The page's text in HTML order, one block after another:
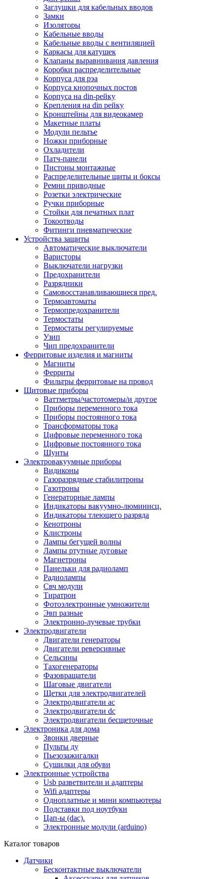
Заглушки для кабельных вводов
Замки
Изоляторы
Кабельные вводы
Кабельные вводы с вентиляцией
Каркасы для катушек
Клапаны выравнивания давления
Коробки распределительные
Корпуса для рэа
Корпуса кнопочных постов
Корпуса на din-рейку
Крепления на din рейку
Кронштейны для видеокамер
Макетные платы
Модули пельтье
Ножки приборные
Охладители
Патч-панели
Пистоны монтажные
Распределительные щиты и боксы
Ремни приводные
Розетки электрические
Ручки приборные
Стойки для печатных плат
Токоотводы
Фитинги пневматические
Устройства защиты
Автоматические выключатели
Варисторы
Выключатели нагрузки
Предохранители
Разрядники
Самовосстанавливающиеся пред.
Термоавтоматы
Термопредохранители
Термостаты
Термостаты регулируемые
Узип
Чип предохранители
Ферритовые изделия и магниты
Магниты
Ферриты
Фильтры ферритовые на провод
Щитовые приборы
Ваттметры/частотомеры/и другое
Приборы переменного тока
Приборы постоянного тока
Трансформаторы тока
Цифровые переменного тока
Цифровые постоянного тока
Шунты
Электровакуумные приборы
Видиконы
Газоразрядные стабилитроны
Газотроны
Генераторные лампы
Индикаторы вакуумно-люминисц.
Индикаторы тлеющего разряда
Кенотроны
Клистроны
Лампы бегущей волны
Лампы ртутные дуговые
Магнетроны
Панельки для радиоламп
Радиолампы
Свч модули
Тиратрон
Фотоэлектронные умножители
Эвп разные
Электронно-лучевые трубки
Электродвигатели
Двигатели генераторы
Двигатели реверсивные
Сельсины
Тахогенераторы
Фазовращатели
Шаговые двигатели
Щетки для электродвигателей
Электродвигатели ac
Электродвигатели dc
Электродвигатели бесщеточные
Электроника для дома
Звонки дверные
Пульты ду
Пьезозажигалки
Сушилки для обуви
Электронные устройства
Usb разветвители и адаптеры
Wifi адаптеры
Одноплатные и мини компьютеры
Подставки под ноутбуки
Цап-ы (dac).
Электронные модули (arduino)
Каталог товаров
Датчики
Бесконтактные выключатели